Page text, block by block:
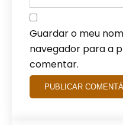
Guardar o meu
navegador para a
comentar.